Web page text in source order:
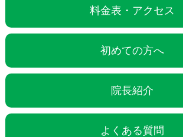
料金表・アクセス
初めての方へ
院長紹介
よくある質問